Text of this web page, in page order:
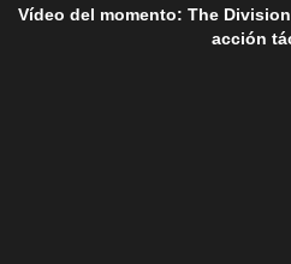
Vídeo del momento: The
acción